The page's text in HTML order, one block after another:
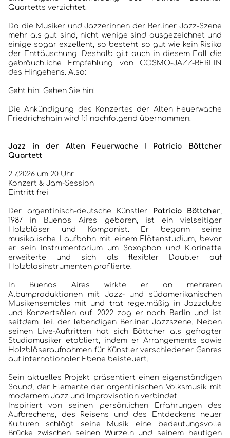
HOME
KONZERTBERICHTE
INTERVIEWS
ALBEN
JAZZCLUBS BERLIN
PORTRAITS DER CLUBS
ANKÜNDIGUNGEN KONZERTE/ FESTIVALS
KONTAKT
Quartetts verzichtet.
Da die Musiker und Jazzerinnen der Berliner Jazz-Szene
mehr als gut sind, nicht wenige sind ausgezeichnet und
einige sogar exzellent, so besteht so gut wie kein Risiko
der Enttäuschung. Deshalb gilt auch in diesem Fall die
gebräuchliche Empfehlung von COSMO-JAZZ-BERLIN
des Hingehens. Also:
Geht hin! Gehen Sie hin!
Die Ankündigung des Konzertes der Alten Feuerwache
Friedrichshain wird 1:1 nachfolgend übernommen.
Jazz in der Alten Feuerwache I Patricio Böttcher
Quartett
2.7.2026 um 20 Uhr
Konzert & Jam-Session
Eintritt frei
Der argentinisch-deutsche Künstler Patricio Böttcher,
1987 in Buenos Aires geboren, ist ein vielseitiger
Holzbläser und Komponist. Er begann seine
musikalische Laufbahn mit einem Flötenstudium, bevor
er sein Instrumentarium um Saxophon und Klarinette
erweiterte und sich als flexibler Doubler auf
Holzblasinstrumenten profilierte.
In Buenos Aires wirkte er an mehreren
Albumproduktionen mit Jazz- und südamerikanischen
Musikensembles mit und trat regelmäßig in Jazzclubs
und Konzertsälen auf. 2022 zog er nach Berlin und ist
seitdem Teil der lebendigen Berliner Jazzszene. Neben
seinen Live-Auftritten hat sich Böttcher als gefragter
Studiomusiker etabliert, indem er Arrangements sowie
Holzbläseraufnahmen für Künstler verschiedener Genres
auf internationaler Ebene beisteuert.
Sein aktuelles Projekt präsentiert einen eigenständigen
Sound, der Elemente der argentinischen Volksmusik mit
modernem Jazz und Improvisation verbindet.
Inspiriert von seinen persönlichen Erfahrungen des
Aufbrechens, des Reisens und des Entdeckens neuer
Kulturen schlägt seine Musik eine bedeutungsvolle
Brücke zwischen seinen Wurzeln und seinem heutigen